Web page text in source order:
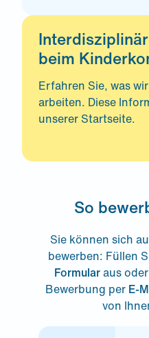
beim
Erfahren Sie, was
arbeiten. Diese
unserer Startseite.
So
Sie können sich
bewerben: Füllen
Formular aus
Bewerbung per E-
von